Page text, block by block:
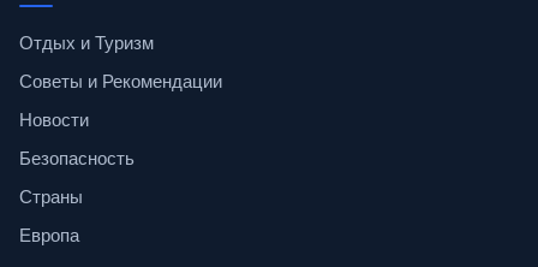
Отдых и Туризм
Советы и Рекомендации
Новости
Безопасность
Страны
Европа